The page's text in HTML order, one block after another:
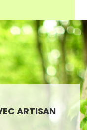
ARTISAN